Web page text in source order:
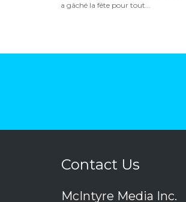
a gâché la fête pour tout...
Contact Us
McIntyre Media Inc.